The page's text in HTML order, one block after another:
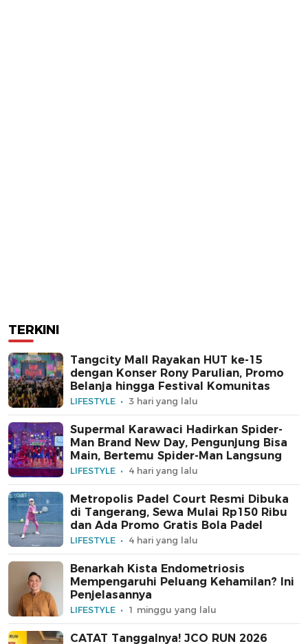
TERKINI
Tangcity Mall Rayakan HUT ke-15
dengan Konser Rony Parulian, Promo
Belanja hingga Festival Komunitas
LIFESTYLE 3 hari yang lalu
Supermal Karawaci Hadirkan Spider-
Man Brand New Day, Pengunjung Bisa
Main, Bertemu Spider-Man Langsung
LIFESTYLE 4 hari yang lalu
Metropolis Padel Court Resmi Dibuka
di Tangerang, Sewa Mulai Rp150 Ribu
dan Ada Promo Gratis Bola Padel
LIFESTYLE 4 hari yang lalu
Benarkah Kista Endometriosis
Mempengaruhi Peluang Kehamilan? Ini
Penjelasannya
LIFESTYLE 1 minggu yang lalu
CATAT Tanggalnya! JCO RUN 2026